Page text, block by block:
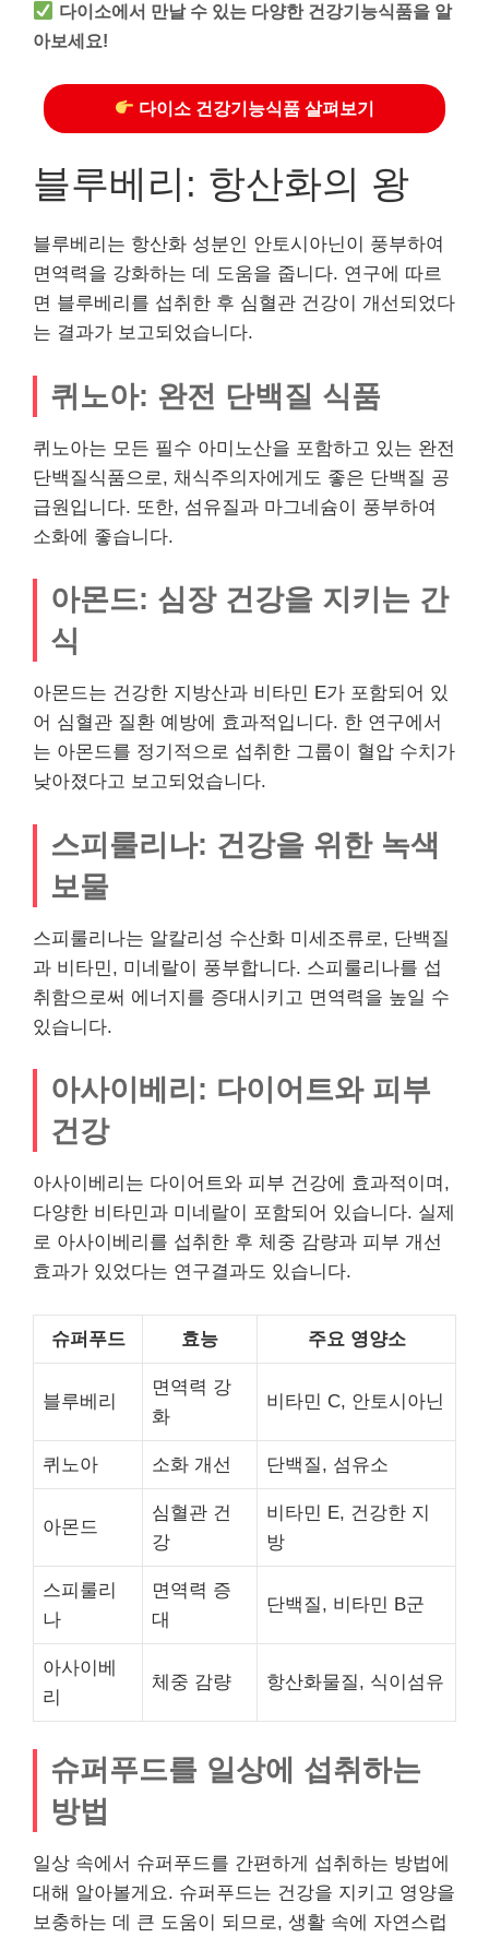
다이소에서 만날 수 있는 다양한 건강기능식품을 알
아보세요!
다이소 건강기능식품 살펴보기
블루베리: 항산화의 왕
블루베리는 항산화 성분인 안토시아닌이 풍부하여
면역력을 강화하는 데 도움을 줍니다. 연구에 따르
면 블루베리를 섭취한 후 심혈관 건강이 개선되었다
는 결과가 보고되었습니다.
퀴노아: 완전 단백질 식품
퀴노아는 모든 필수 아미노산을 포함하고 있는 완전
단백질식품으로, 채식주의자에게도 좋은 단백질 공
급원입니다. 또한, 섬유질과 마그네슘이 풍부하여
소화에 좋습니다.
아몬드: 심장 건강을 지키는 간
식
아몬드는 건강한 지방산과 비타민 E가 포함되어 있
어 심혈관 질환 예방에 효과적입니다. 한 연구에서
는 아몬드를 정기적으로 섭취한 그룹이 혈압 수치가
낮아졌다고 보고되었습니다.
스피룰리나: 건강을 위한 녹색
보물
스피룰리나는 알칼리성 수산화 미세조류로, 단백질
과 비타민, 미네랄이 풍부합니다. 스피룰리나를 섭
취함으로써 에너지를 증대시키고 면역력을 높일 수
있습니다.
아사이베리: 다이어트와 피부
건강
아사이베리는 다이어트와 피부 건강에 효과적이며,
다양한 비타민과 미네랄이 포함되어 있습니다. 실제
로 아사이베리를 섭취한 후 체중 감량과 피부 개선
효과가 있었다는 연구결과도 있습니다.
슈퍼푸드 효능 주요 영양소
블루베리
면역력 강
화
비타민 C, 안토시아닌
퀴노아 소화 개선 단백질, 섬유소
아몬드
심혈관 건
강
비타민 E, 건강한 지
방
스피룰리
나
면역력 증
대
단백질, 비타민 B군
아사이베
리
체중 감량 항산화물질, 식이섬유
슈퍼푸드를 일상에 섭취하는
방법
일상 속에서 슈퍼푸드를 간편하게 섭취하는 방법에
대해 알아볼게요. 슈퍼푸드는 건강을 지키고 영양을
보충하는 데 큰 도움이 되므로, 생활 속에 자연스럽